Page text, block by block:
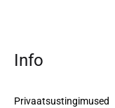
Info
Privaatsustingimused